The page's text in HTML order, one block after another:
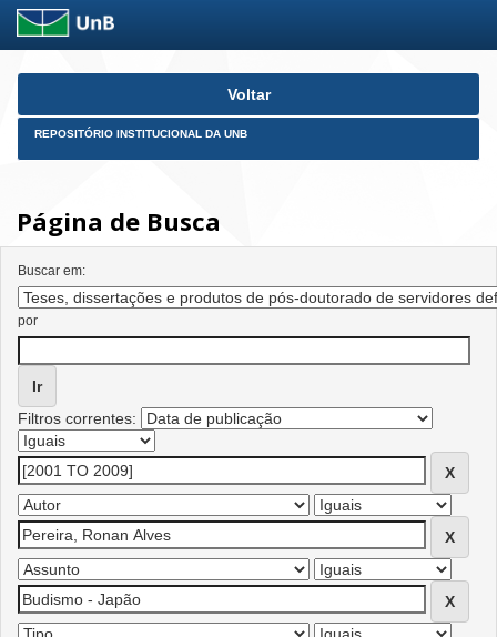
Skip
Voltar
REPOSITÓRIO INSTITUCIONAL DA UNB
Página de Busca
Buscar em:
por
Filtros correntes: